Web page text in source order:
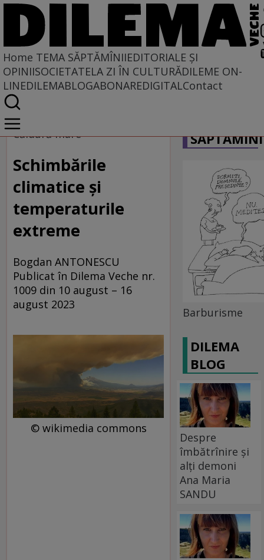
Home TEMA SĂPTĂMÎNIIEDITORIALE ȘI
OPINIISOCIETATELA ZI ÎN CULTURĂDILEME ON-
LINEDILEMABLOGABONAREDIGITALContact
Home
Tema săptămînii
Căldură mare
Schimbările
climatice și
temperaturile
extreme
Bogdan ANTONESCU
Publicat în Dilema Veche nr.
1009 din 10 august – 16
august 2023
© wikimedia commons
Barburisme
DILEMA
BLOG
Despre
îmbătrînire și
alți demoni
Ana Maria
SANDU